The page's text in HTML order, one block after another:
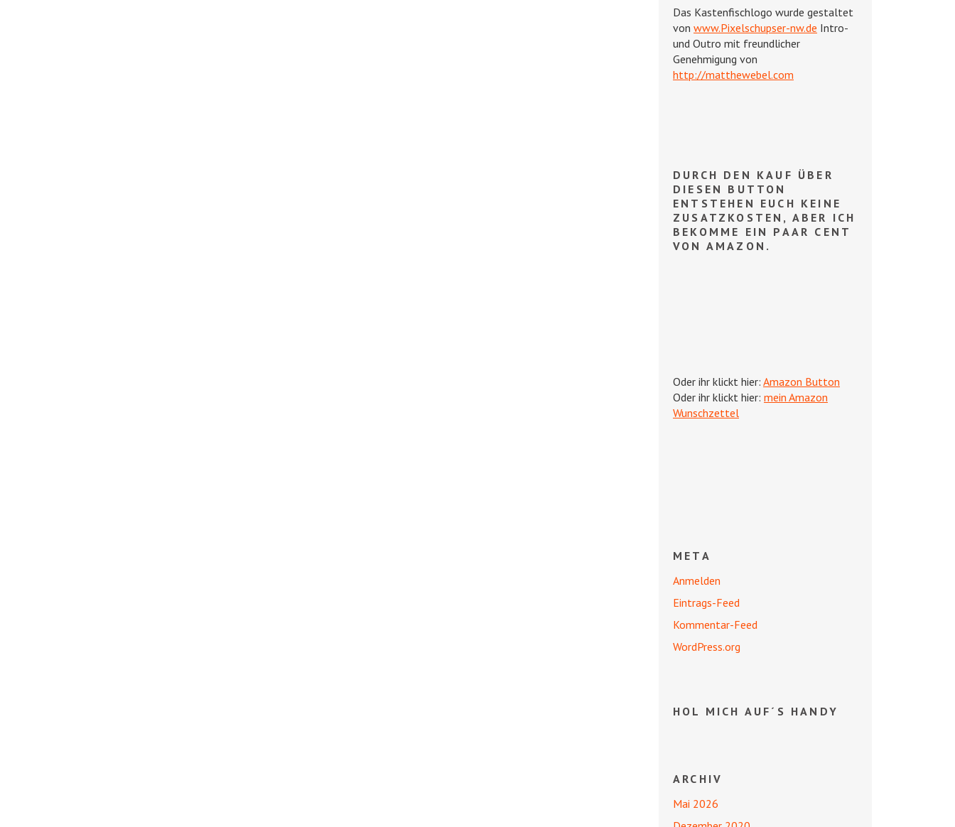
Das Kastenfischlogo wurde gestaltet
von www.Pixelschupser-nw.de Intro-
und Outro mit freundlicher
Genehmigung von
http://matthewebel.com
DURCH DEN KAUF ÜBER
DIESEN BUTTON
ENTSTEHEN EUCH KEINE
ZUSATZKOSTEN, ABER ICH
BEKOMME EIN PAAR CENT
VON AMAZON.
Oder ihr klickt hier: Amazon Button
Oder ihr klickt hier: mein Amazon
Wunschzettel
META
Anmelden
Eintrags-Feed
Kommentar-Feed
WordPress.org
HOL MICH AUF´S HANDY
ARCHIV
Mai 2026